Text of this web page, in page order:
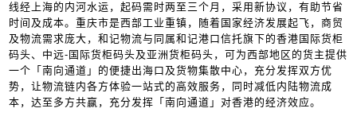
线经上海的内河水运，起码需时两至三个月，采用新协议，有助节省
时间及成本。重庆市是西部工业重镇，随着国家经济发展起飞，商贸
及物流需求庞大，和记物流与同属和记港口信托旗下的香港国际货柜
码头、中远-国际货柜码头及亚洲货柜码头，可为西部地区的货主提供
一个「南向通道」的便捷出海口及货物集散中心，充分发挥双方优
势，让物流链内各方体验一站式的高效服务，同时减低内陆物流成
本，达至多方共赢，充分发挥「南向通道」对香港的经济效应。